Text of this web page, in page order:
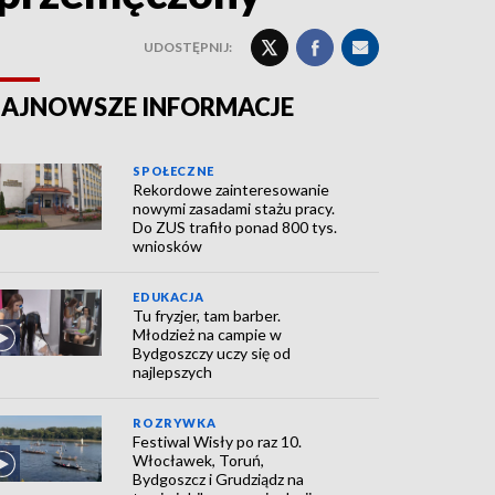
UDOSTĘPNIJ:
INFORMACJE
SPOŁECZNE
Rekordowe zainteresowanie
nowymi zasadami stażu pracy.
Do ZUS trafiło ponad 800 tys.
wniosków
EDUKACJA
Tu fryzjer, tam barber.
Młodzież na campie w
Bydgoszczy uczy się od
najlepszych
ROZRYWKA
Festiwal Wisły po raz 10.
Włocławek, Toruń,
Bydgoszcz i Grudziądz na